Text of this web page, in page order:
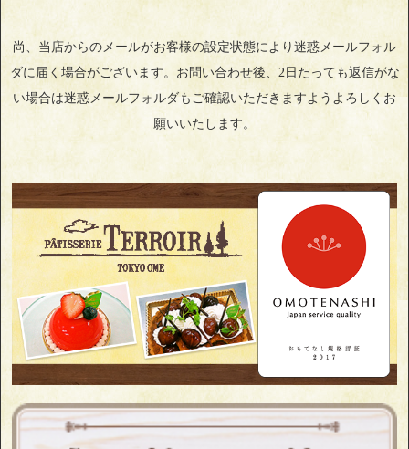
尚、当店からのメールがお客様の設定状態により迷惑メールフォル
ダに届く場合がございます。お問い合わせ後、2日たっても返信がな
い場合は迷惑メールフォルダもご確認いただきますようよろしくお
願いいたします。